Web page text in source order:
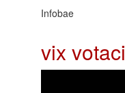
Infobae
vix